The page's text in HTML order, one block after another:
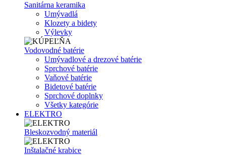
Sanitárna keramika
Umývadlá
Klozety a bidety
Výlevky
Vodovodné batérie
Umývadlové a drezové batérie
Sprchové batérie
Vaňové batérie
Bidetové batérie
Sprchové doplnky
Všetky kategórie
ELEKTRO
Bleskozvodný materiál
Inštalačné krabice